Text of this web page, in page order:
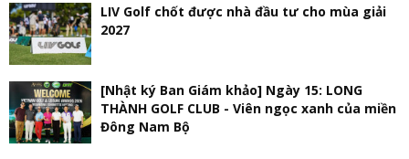
LIV Golf chốt được nhà đầu tư cho mùa giải
2027
[Nhật ký Ban Giám khảo] Ngày 15: LONG
THÀNH GOLF CLUB - Viên ngọc xanh của miền
Đông Nam Bộ